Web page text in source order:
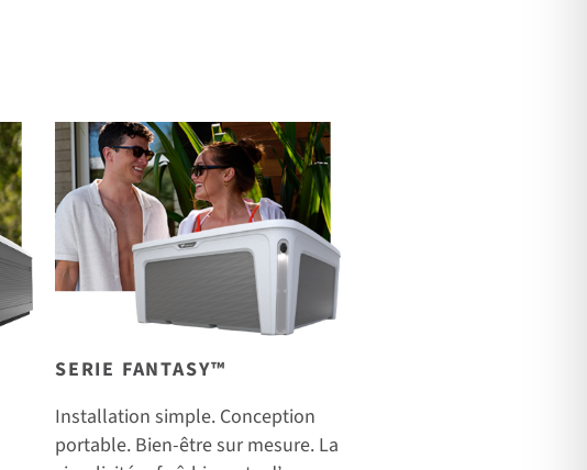
SERIE FANTASY™
Installation simple. Conception
portable. Bien-être sur mesure. La